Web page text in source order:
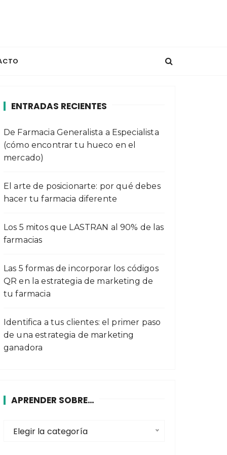
ENTRADAS RECIENTES
De Farmacia Generalista a Especialista
(cómo encontrar tu hueco en el
mercado)
El arte de posicionarte: por qué debes
hacer tu farmacia diferente
Los 5 mitos que LASTRAN al 90% de las
farmacias
Las 5 formas de incorporar los códigos
QR en la estrategia de marketing de
tu farmacia
Identifica a tus clientes: el primer paso
de una estrategia de marketing
ganadora
APRENDER SOBRE…
Elegir la categoría